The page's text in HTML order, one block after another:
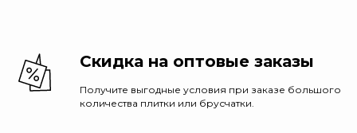
Скидка на оптовые заказы
Получите выгодные условия при заказе большого
количества плитки или брусчатки.